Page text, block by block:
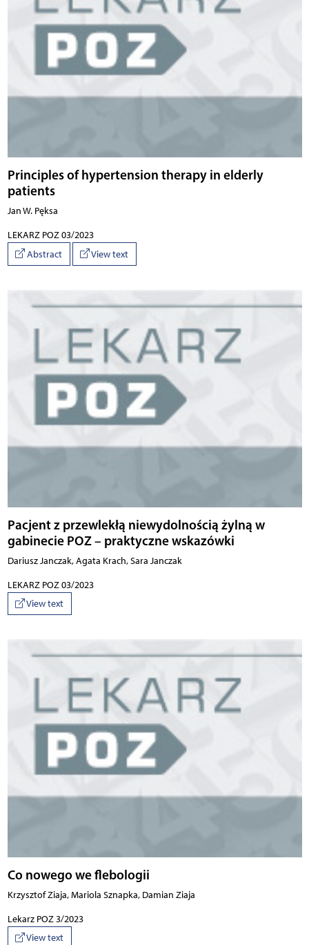
Principles of hypertension therapy in elderly
patients
Jan W. Pęksa
LEKARZ POZ 03/2023
Abstract
View text
Pacjent z przewlekłą niewydolnością żylną w
gabinecie POZ – praktyczne wskazówki
Dariusz Janczak, Agata Krach, Sara Janczak
LEKARZ POZ 03/2023
View text
Co nowego we flebologii
Krzysztof Ziaja, Mariola Sznapka, Damian Ziaja
Lekarz POZ 3/2023
View text